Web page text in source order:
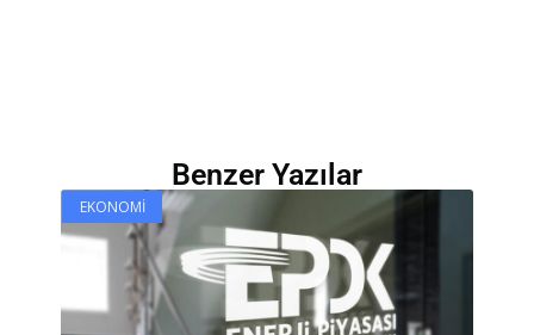
Benzer Yazılar
EKONOMI